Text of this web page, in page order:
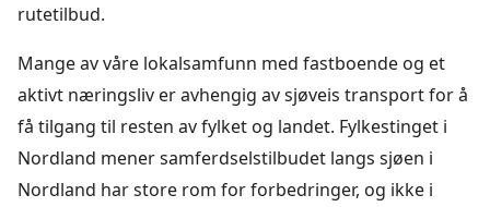
rutetilbud.
Mange av våre lokalsamfunn med fastboende og et
aktivt næringsliv er avhengig av sjøveis transport for å
få tilgang til resten av fylket og landet. Fylkestinget i
Nordland mener samferdselstilbudet langs sjøen i
Nordland har store rom for forbedringer, og ikke i